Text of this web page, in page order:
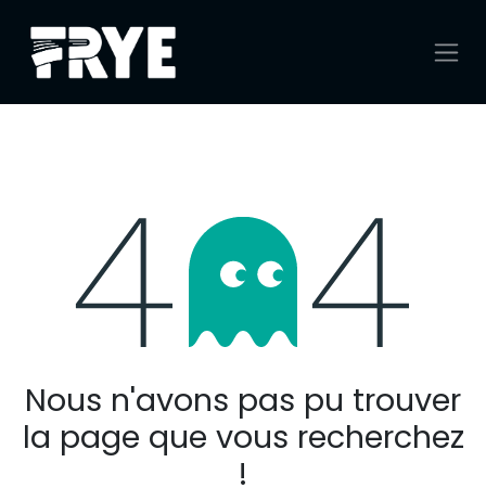
Erreur 404
Nous n'avons pas pu trouver
la page que vous recherchez
!